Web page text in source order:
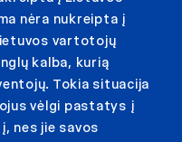
nėra nukreipta į
vartotojų
kalba, kurią
Tokia situacija
vėlgi pastatys į
nes jie savos